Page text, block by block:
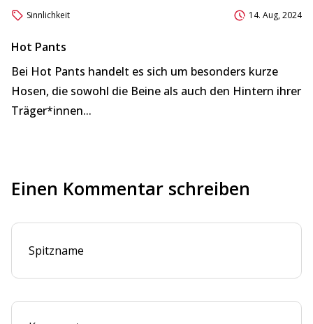
Sinnlichkeit 14. Aug, 2024
Hot Pants
Bei Hot Pants handelt es sich um besonders kurze
Hosen, die sowohl die Beine als auch den Hintern ihrer
Träger*innen...
Einen Kommentar schreiben